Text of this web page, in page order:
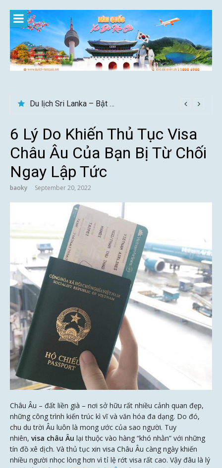
content
Du lịch Sri Lanka – Bật mí nên đi mùa nào đẹp
6 Lý Do Khiến Thủ Tục Visa
Châu Âu Của Bạn Bị Từ Chối
Ngay Lập Tức
baoky September 20, 2022
Châu Âu – đất liền già – nơi sở hữu rất nhiều cảnh quan đẹp,
những công trình kiến trúc kì vĩ và văn hóa đa dạng. Do đó,
chu du trời Âu luôn là mong ước của sao người. Tuy
nhiên, visa châu Âu lại thuộc vào hàng “khó nhằn” với những
tín đồ xê dịch. Và thủ tục xin visa Châu Âu càng ngày khiến
nhiều người nhọc lòng hơn vì tỉ lệ rớt visa rất cao. Vậy đâu là lý